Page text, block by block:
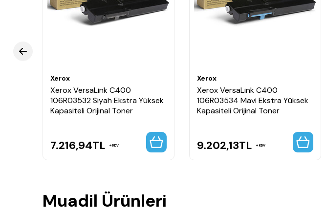
Xerox
Xerox VersaLink C400
106R03532 Siyah Ekstra Yüksek
Kapasiteli Orijinal Toner
7.216,94TL KDV
Xerox
Xerox VersaLink C400
106R03534 Mavi Ekstra Yüksek
Kapasiteli Orijinal Toner
9.202,13TL KDV
Muadil Ürünleri